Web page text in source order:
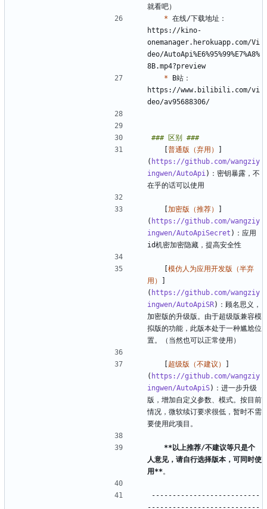
* 在线/下载地址：
https://kino-
onemanager.herokuapp.com/Vi
deo/AutoApi%E6%95%99%E7%A8%
* B站：
https://www.bilibili.com/vi
   [
普通版（弃用）
]
( https://github.com/wangziy
ingwen/AutoApi )：密钥暴露，不
   [
加密版（推荐）
]
( https://github.com/wangziy
ingwen/AutoApiSecret )：应用
   [
模仿人为应用开发版（半弃
用）
]
( https://github.com/wangziy
ingwen/AutoApiSR)：顾名思义，
加密版的升级版。由于超级版兼容模
拟版的功能，此版本处于一种尴尬位
   [
超级版（不建议）
]
( https://github.com/wangziy
ingwen/AutoApiS)：进一步升级
版，增加自定义参数、模式。按目前
情况，微软续订要求很低，暂时不需
**以上推荐/不建议等只是个
人意见，请自行选择版本，可同时使
用**
--------------------------
---------------------------